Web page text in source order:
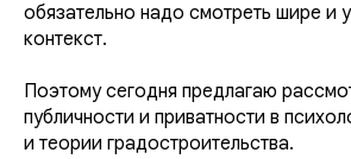
обязательно надо смотреть шире и
контекст.
Поэтому сегодня предлагаю
публичности и приватности в
и теории градостроительства.